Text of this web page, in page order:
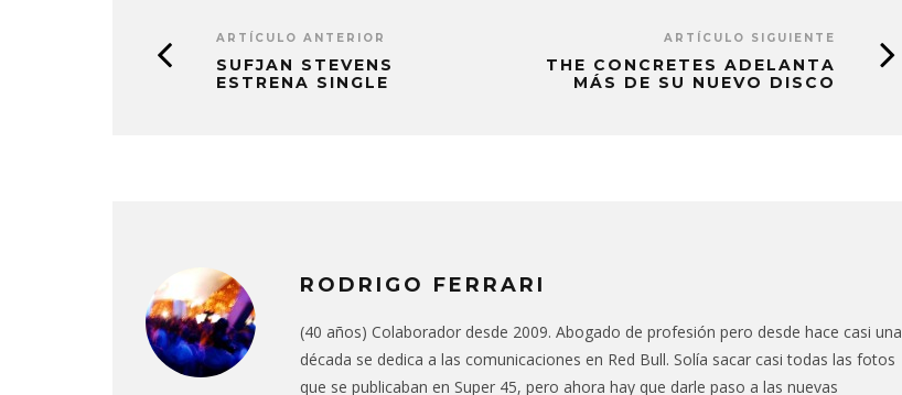
ARTÍCULO ANTERIOR
SUFJAN STEVENS
ESTRENA SINGLE
ARTÍCULO SIGUIENTE
THE CONCRETES ADELANTA
MÁS DE SU NUEVO DISCO
RODRIGO FERRARI
(40 años) Colaborador desde 2009. Abogado de profesión pero desde hace casi una
década se dedica a las comunicaciones en Red Bull. Solía sacar casi todas las fotos
que se publicaban en Super 45, pero ahora hay que darle paso a las nuevas